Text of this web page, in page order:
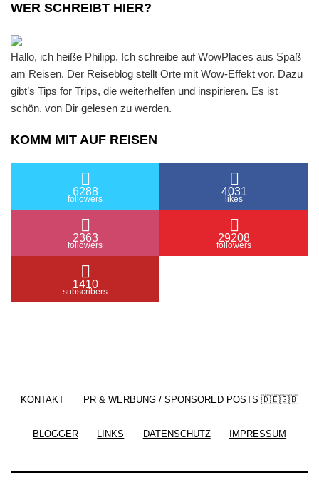
WER SCHREIBT HIER?
Hallo, ich heiße Philipp. Ich schreibe auf WowPlaces aus Spaß
am Reisen. Der Reiseblog stellt Orte mit Wow-Effekt vor. Dazu
gibt’s Tips for Trips, die weiterhelfen und inspirieren. Es ist
schön, von Dir gelesen zu werden.
KOMM MIT AUF REISEN
6288
followers
4031
likes
2363
followers
29208
followers
1410
subscribers
KONTAKT PR & WERBUNG / SPONSORED POSTS 🇩🇪🇬🇧
BLOGGER LINKS DATENSCHUTZ IMPRESSUM